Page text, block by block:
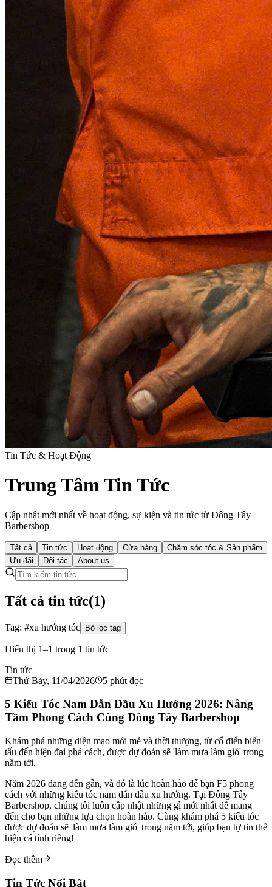
Tin Tức & Hoạt Động
Trung Tâm Tin Tức
Cập nhật mới nhất về hoạt động, sự kiện và tin tức từ Đông Tây
Barbershop
Tất cả Tin tức Hoạt động Cửa hàng
Chăm sóc tóc & Sản phẩm
Ưu đãi
Đối tác About us
Tất cả tin tức(1)
Tag: #xu hướng tóc Bỏ lọc tag
Hiển thị 1–1 trong 1 tin tức
Tin tức
Thứ Bảy, 11/04/2026
5 phút đọc
5 Kiểu Tóc Nam Dẫn Đầu Xu Hướng 2026: Nâng
Tầm Phong Cách Cùng Đông Tây Barbershop
Khám phá những diện mạo mới mẻ và thời thượng, từ cổ điển biến
tấu đến hiện đại phá cách, được dự đoán sẽ 'làm mưa làm gió' trong
năm tới.
Năm 2026 đang đến gần, và đó là lúc hoàn hảo để bạn F5 phong
cách với những kiểu tóc nam dẫn đầu xu hướng. Tại Đông Tây
Barbershop, chúng tôi luôn cập nhật những gì mới nhất để mang
đến cho bạn những lựa chọn hoàn hảo. Cùng khám phá 5 kiểu tóc
được dự đoán sẽ 'làm mưa làm gió' trong năm tới, giúp bạn tự tin thể
hiện cá tính riêng!
Đọc thêm
Tin Tức Nổi Bật